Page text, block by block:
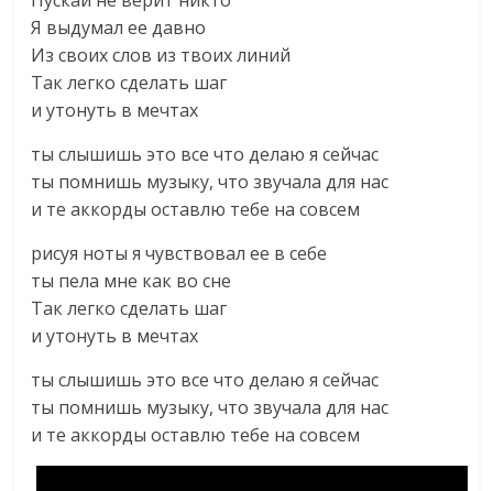
Я выдумал ее давно
Из своих слов из твоих линий
Так легко сделать шаг
и утонуть в мечтах
ты слышишь это все что делаю я сейчас
ты помнишь музыку, что звучала для нас
и те аккорды оставлю тебе на совсем
рисуя ноты я чувствовал ее в себе
ты пела мне как во сне
Так легко сделать шаг
и утонуть в мечтах
ты слышишь это все что делаю я сейчас
ты помнишь музыку, что звучала для нас
и те аккорды оставлю тебе на совсем